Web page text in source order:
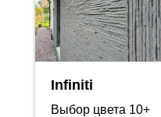
Infiniti
Выбор цвета 10+